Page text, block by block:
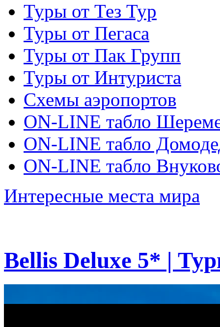
Туры от Тез Тур
Туры от Пегаса
Туры от Пак Групп
Туры от Интуриста
Схемы аэропортов
ON-LINE табло
ON-LINE табло
ON-LINE табло
Интересные места мира
Bellis Deluxe 5* |